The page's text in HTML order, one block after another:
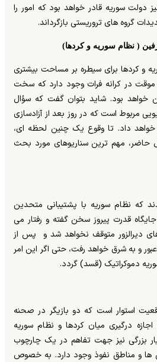
دولت سوریه قادر خواهد بود که امور را
گروه های تروریستی بازگرداند.
( نظام سوریه و کردها)
و کردها برای سیطره بر مساحت بیشتری
موقت در کرانه فرات وجود دارد که سخت
خواهد بود. شاید بتوان گفت که سؤال
مربوط است که در روز بعد از آزادسازی
داد. تا وقوع یک چنین لحظه ای،
حاضر، مهم ترین سناریوهای مورد بحث
که نظام سوریه با پشتیبانی متحدین
قدرت پیروز سخن گفته و رفتار می
دیرالزور متوقف نخواهد شد و پس از
و به شرق خواهد رفت، حتی اگر این امر
دموکراتیک (قسد) گردد.
استوار است که دو بازیگر در صحنه
درگیری میان کردها و نظام سوریه
بزرگی نیز جهت تفاهم در یک چارچوب
ها و مناطق نفوذ وجود دارد. به خصوص